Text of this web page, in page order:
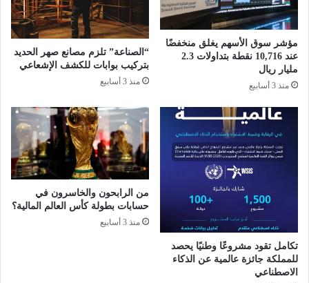
ر
ع
ه
ا
ا
ل
ا
ف
د
B
ج
ك
ا
مؤشر سوق الأسهم يغلق منخفضًا
عند 10,716 نقطة بتداولات 2.3
مليار ريال
منذ 3 أسابيع
“الصناعة” تلزم مصانع صهر الحديد
بتركيب بوابات للكشف الإشعاعي
منذ 3 أسابيع
تكامل تقود مشروعًا وطنيًا يحصد
للمملكة جائزة عالمية عن الذكاء
الاصطناعي
من الرابحون والخاسرون في
حسابات بطولة كأس العالم المالية؟
منذ 3 أسابيع